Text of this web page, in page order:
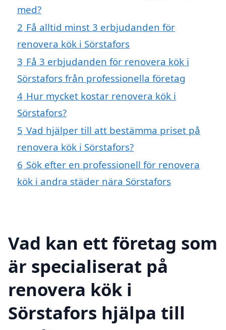
med?
2 Få alltid minst 3 erbjudanden för
renovera kök i Sörstafors
3 Få 3 erbjudanden för renovera kök i
Sörstafors från professionella företag
4 Hur mycket kostar renovera kök i
Sörstafors?
5 Vad hjälper till att bestämma priset på
renovera kök i Sörstafors?
6 Sök efter en professionell för renovera
kök i andra städer nära Sörstafors
Vad kan ett företag som
är specialiserat på
renovera kök i
Sörstafors hjälpa till